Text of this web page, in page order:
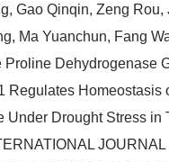
Gao Qinqin, Zeng Rou,
Ma Yuanchun, Fang
Proline Dehydrogenase
Regulates Homeostasis
Under Drought Stress in
JOURNAL